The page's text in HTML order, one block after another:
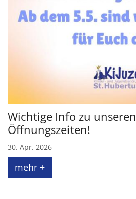
Wichtige Info zu unseren
Öffnungszeiten!
30. Apr. 2026
mehr +